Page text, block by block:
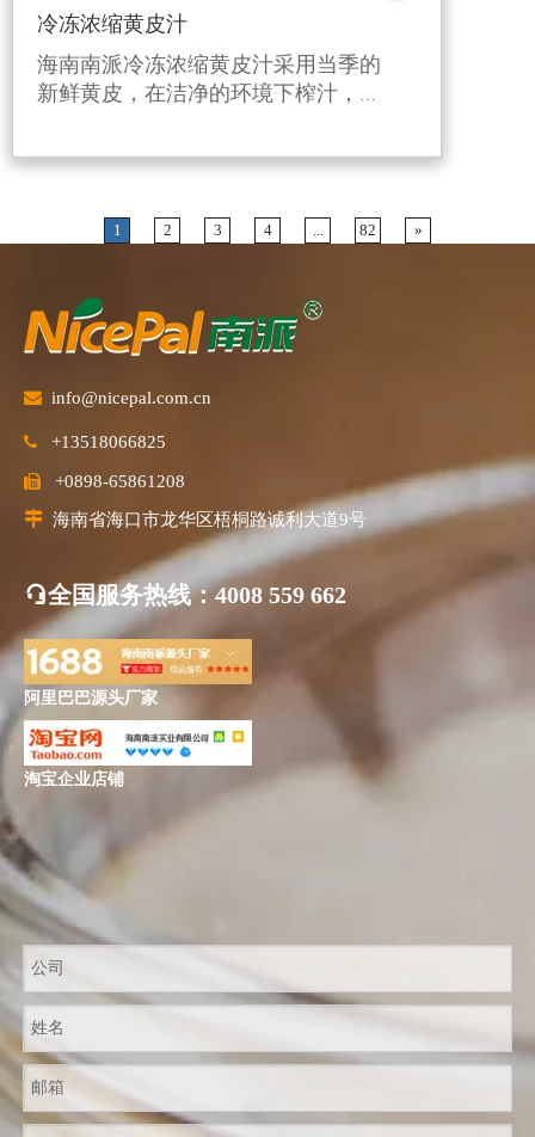
冷冻浓缩黄皮汁
海南南派冷冻浓缩黄皮汁采用当季的
新鲜黄皮，在洁净的环境下榨汁，利
1 2 3 4 82 »
 info@nicepal.com.cn
 +13518066825
 +0898-65861208
 海南省海口市龙华区梧桐路诚利大道9号
全国服务热线：4008 559 662
阿里巴巴源头厂家
淘宝企业店铺